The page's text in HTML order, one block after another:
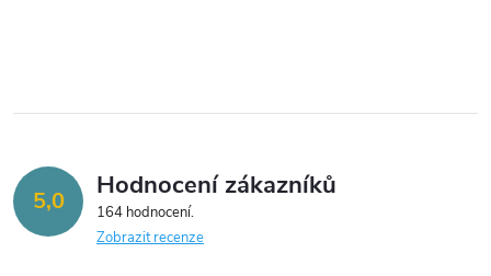
ů
t
ů
l
d
a
5,0 Hodnocení zákazníků
164 hodnocení
Zobrazit recenze